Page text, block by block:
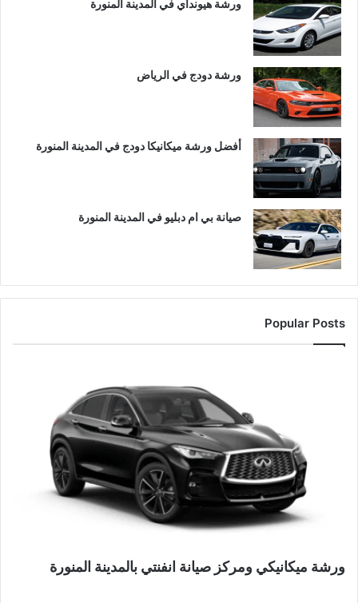
ورشة هيونداي في المدينة المنورة
ورشة دودج في الرياض
أفضل ورشة ميكانيكا دودج في المدينة المنورة
صيانة بي ام دبليو في المدينة المنورة
Popular Posts
ورشة ميكانيكي ومركز صيانة انفنتي بالمدينة المنورة